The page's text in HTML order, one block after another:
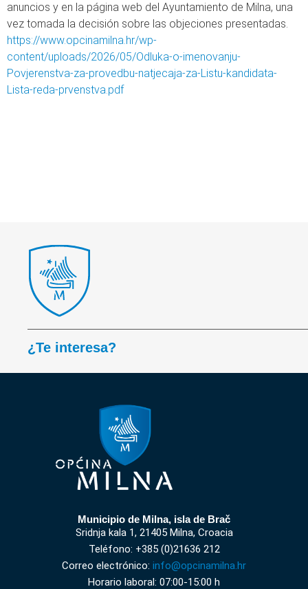
anuncios y en la página web del Ayuntamiento de Milna, una
vez tomada la decisión sobre las objeciones presentadas.
https://www.opcinamilna.hr/wp-
content/uploads/2026/05/Odluka-o-imenovanju-
Povjerenstva-za-provedbu-natjecaja-za-Listu-kandidata-
Lista-reda-prvenstva.pdf
¿Te interesa?
Municipio de Milna, isla de Brač
Sridnja kala 1, 21405 Milna, Croacia
Teléfono: +385 (0)21636 212
Correo electrónico: info@opcinamilna.hr
Horario laboral: 07:00-15:00 h